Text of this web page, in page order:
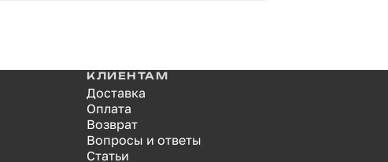
КЛИЕНТАМ
Доставка
Оплата
Возврат
Вопросы и ответы
Статьи